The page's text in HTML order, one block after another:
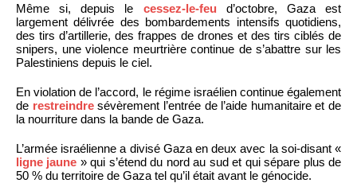
Même si, depuis le cessez-le-feu d’octobre, Gaza est
largement délivrée des bombardements intensifs quotidiens,
des tirs d’artillerie, des frappes de drones et des tirs ciblés de
snipers, une violence meurtrière continue de s’abattre sur les
Palestiniens depuis le ciel.
En violation de l’accord, le régime israélien continue également
de restreindresévèrement l’entrée de l’aide humanitaire et de
la nourriture dans la bande de Gaza.
L’armée israélienne a divisé Gaza en deux avec la soi-disant «
ligne jaune » qui s’étend du nord au sud et qui sépare plus de
50 % du territoire de Gaza tel qu’il était avant le génocide.